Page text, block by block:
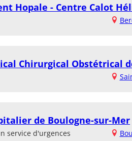
Hopale - Centre Calot
Chirurgical Obstétrical
de Boulogne-sur-Mer
service d'urgences